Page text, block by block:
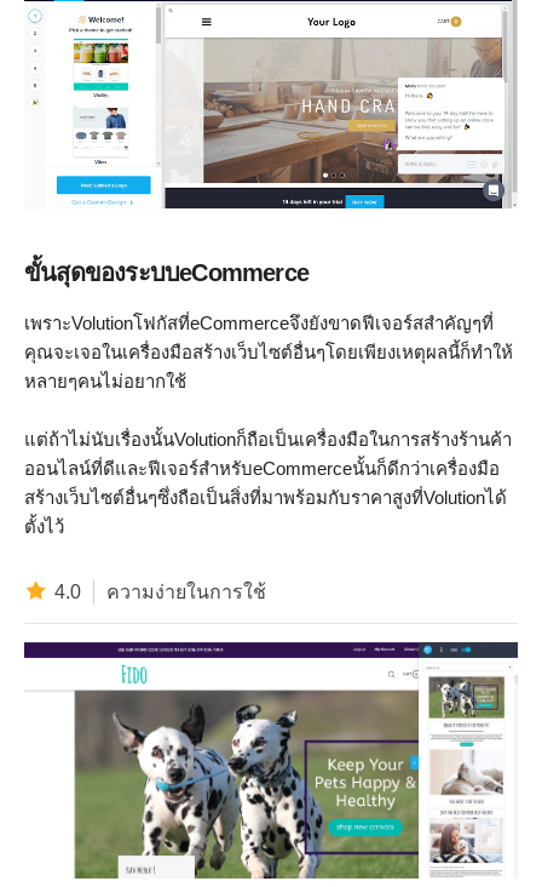
ขั้นสุดของระบบeCommerce
เพราะVolutionโฟกัสที่eCommerceจึงยังขาดฟีเจอร์สสำคัญๆที่
คุณจะเจอในเครื่องมือสร้างเว็บไซต์อื่นๆโดยเพียงเหตุผลนี้ก็ทำให้
หลายๆคนไม่อยากใช้
แต่ถ้าไม่นับเรื่องนั้นVolutionก็ถือเป็นเครื่องมือในการสร้างร้านค้า
ออนไลน์ที่ดีและฟีเจอร์สำหรับeCommerceนั้นก็ดีกว่าเครื่องมือ
สร้างเว็บไซต์อื่นๆซึ่งถือเป็นสิ่งที่มาพร้อมกับราคาสูงที่Volutionได้
ตั้งไว้
4.0 ความง่ายในการใช้